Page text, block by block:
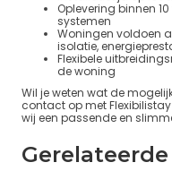
Oplevering binnen
systemen
Woningen voldoen
isolatie,
Flexibele
de woning
Wil je weten wat de
contact op met
wij een passende en